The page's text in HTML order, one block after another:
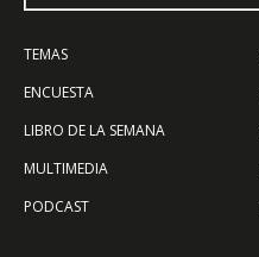
TEMAS
ENCUESTA
LIBRO DE LA SEMANA
MULTIMEDIA
PODCAST